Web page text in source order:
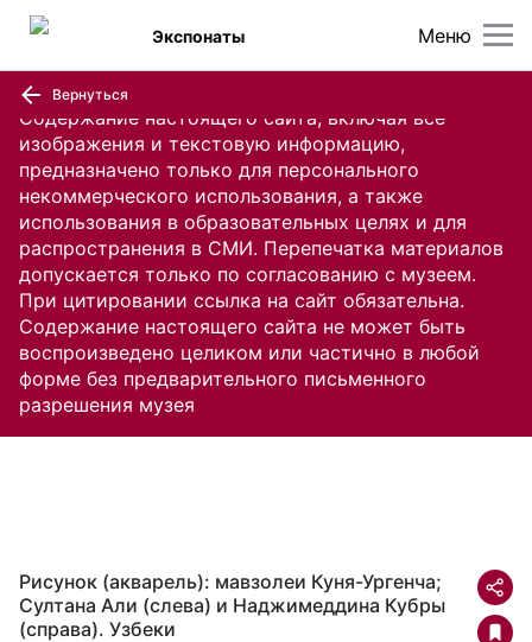
Содержание настоящего сайта, включая все
изображения и текстовую информацию,
предназначено только для персонального
некоммерческого использования, а также
использования в образовательных целях и для
распространения в СМИ. Перепечатка материалов
допускается только по согласованию с музеем.
При цитировании ссылка на сайт обязательна.
Содержание настоящего сайта не может быть
воспроизведено целиком или частично в любой
форме без предварительного письменного
разрешения музея
Меню
Экспонаты
Вернуться
Рисунок (акварель): мавзолеи Куня-Ургенча;
Султана Али (слева) и Наджимеддина Кубры
(справа). Узбеки